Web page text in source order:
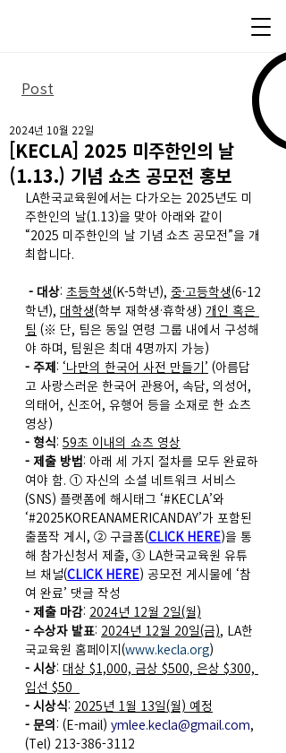
Post
[KECLA] 2025 미주한인의 날
(1.13.) 기념 쇼츠 공모전 홍보
2024년 10월 22일
LA한국교육원에서는 다가오는 2025년도 미
주한인의 날(1.13)을 맞아 아래와 같이
“2025 미주한인의 날 기념 쇼츠 공모전”을 개
최합니다.
- 대상: 초등학생(K-5학년), 중·고등학생(6-12
학년), 대학생(학부 재학생·휴학생) 개인 혹은
팀 (※ 단, 팀은 동일 연령 그룹 내에서 구성해
야 하며, 팀원은 최대 4명까지 가능)
- 주제: ‘나만의 한국어 사전 만들기’ (아름답
고 사랑스러운 한국어 관용어, 속담, 의성어,
의태어, 신조어, 유행어 등을 소재로 한 쇼츠
영상)
- 형식: 59초 이내의 쇼츠 영상
- 제출 방법: 아래 세 가지 절차를 모두 완료하
여야 함. ① 자신의 소셜 네트워크 서비스
(SNS) 플랫폼에 해시태그 ‘#KECLA’와
‘#2025KOREANAMERICANDAY’가 포함된
출품작 게시, ② 구글폼(CLICK HERE)을 통
해 참가신청서 제출, ③ LA한국교육원 유튜
브 채널(CLICK HERE) 공모전 게시물에 ‘참
여 완료’ 댓글 작성
- 제출 마감: 2024년 12월 2일(월)
- 수상자 발표: 2024년 12월 20일(금), LA한
국교육원 홈페이지(www.kecla.org)
- 시상: 대상 $1,000, 금상 $500, 은상 $300,
입선 $50
- 시상식: 2025년 1월 13일(월) 예정
- 문의: (E-mail) ymlee.kecla@gmail.com,
(Tel) 213-386-3112